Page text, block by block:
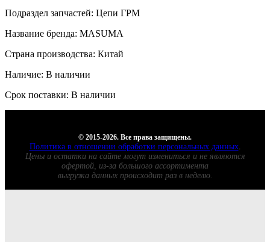
Подраздел запчастей: Цепи ГРМ
Название бренда: MASUMA
Страна производства: Китай
Наличие: В наличии
Срок поставки: В наличии
© 2015-2026. Все права защищены.
Политика в отношении обработки персональных данных.
Цены и остатки на сайте могут измениться и не являются
офертой, из-за большого ассортимента
выгрузка данных происходит раз в неделю.